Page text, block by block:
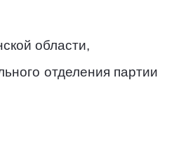
области,
отделения партии